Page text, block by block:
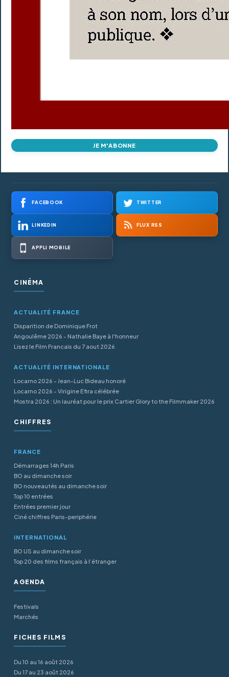
JE M'ABONNE
FACEBOOK TWITTER
LINKEDIN FLUX RSS
APPLI MOBILE
CINÉMA
ACTUALITÉ FRANCE
Disparition de Dominique Frot
Angoulême 2026 - Nathalie Baye à l'honneur
Lisez le Film Francais du 7 aout 2026
ACTUALITÉ INTERNATIONALE
Locarno 2026 - Jean-Luc Bideau honoré
Locarno 2026 - Virigine Efira célébrée
Mostra 2026 : Un lauréat pour le prix Cartier Glory to the Filmmaker 2026
CHIFFRES
FRANCE
Démarrages 14h Paris
BO au dimanche soir
BO nouveautés au dimanche soir
Top 10 entrées
Entrées premier jour
Ciné chiffres Paris-periphérie
INTERNATIONAL
BO US au dimanche soir
Top 20 des films français à l’étranger
AGENDA
Festivals
Marchés
FICHES FILMS
Du 10 au 16 août 2026
Du 17 au 23 août 2026